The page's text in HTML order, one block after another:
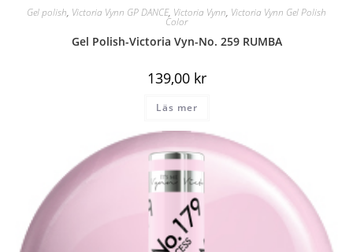
Gel polish, Victoria Vynn GP DANCE, Victoria Vynn, Victoria Vynn Gel Polish
Color
Gel Polish-Victoria Vyn-No. 259 RUMBA
139,00 kr
Läs mer